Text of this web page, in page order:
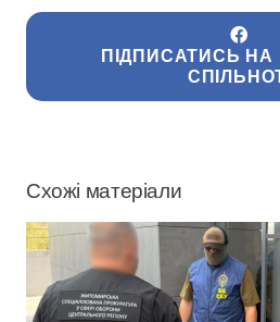
ПІДПИСАТИСЬ НА
Схожі матеріали